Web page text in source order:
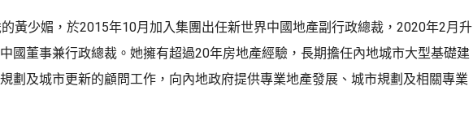
黃少媚，於2015年10月加入集團出任新世界中國地產副行政總裁，2020年2月升
國董事兼行政總裁。她擁有超過20年房地產經驗，長期擔任內地城市大型基礎建
劃及城市更新的顧問工作，向內地政府提供專業地產發展、城市規劃及相關專業